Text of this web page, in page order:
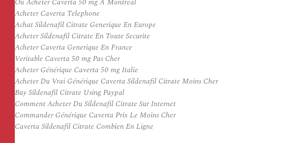
Acheter Caverta Telephone
Achat Sildenafil Citrate Generique En Europe
Acheter Sildenafil Citrate En Toute Securite
Acheter Caverta Generique En France
Veritable Caverta 50 mg Pas Cher
Acheter Générique Caverta 50 mg Italie
Acheter Du Vrai Générique Caverta Sildenafil Citrate Moins Cher
Buy Sildenafil Citrate Using Paypal
Comment Acheter Du Sildenafil Citrate Sur Internet
Commander Générique Caverta Prix Le Moins Cher
Caverta Sildenafil Citrate Combien En Ligne